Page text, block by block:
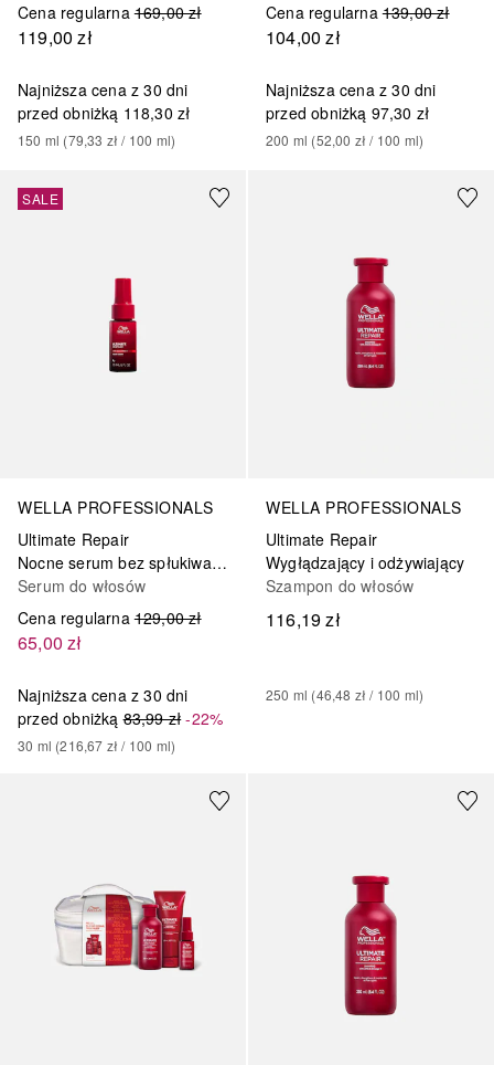
Cena regularna 169,00 zł
119,00 zł
Najniższa cena z 30 dni
przed obniżką 118,30 zł
150 ml (79,33 zł / 100 ml)
Cena regularna 139,00 zł
104,00 zł
Najniższa cena z 30 dni
przed obniżką 97,30 zł
200 ml (52,00 zł / 100 ml)
WELLA PROFESSIONALS
Ultimate Repair
Nocne serum bez spłukiwania
Serum do włosów
Cena regularna 129,00 zł
65,00 zł
Najniższa cena z 30 dni
przed obniżką 83,99 zł-22%
30 ml (216,67 zł / 100 ml)
SALE
WELLA PROFESSIONALS
Ultimate Repair
Wygłądzający i odżywiający
Szampon do włosów
116,19 zł
250 ml (46,48 zł / 100 ml)